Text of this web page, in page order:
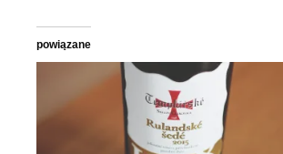
powiązane